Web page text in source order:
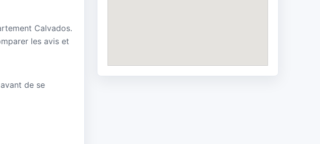
Calvados.
les avis et
de se